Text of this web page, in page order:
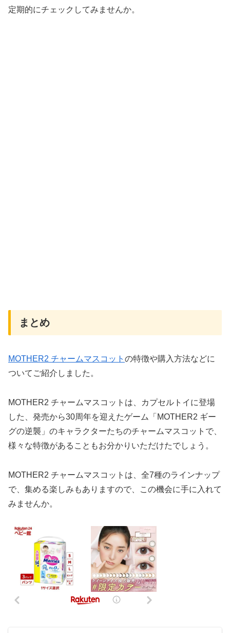
定期的にチェックしてみませんか。
まとめ
MOTHER2 チャームマスコット の特徴や購入方法などに
ついてご紹介しました。
MOTHER2 チャームマスコットは、カプセルトイに登場
した、発売から30周年を迎えたゲーム「MOTHER2 ギー
グの逆襲」のキャラクターたちのチャームマスコットで、
様々な特徴があることもお分かりいただけたでしょう。
MOTHER2 チャームマスコットは、全7種のラインナップ
で、集める楽しみもありますので、この機会に手に入れて
みませんか。